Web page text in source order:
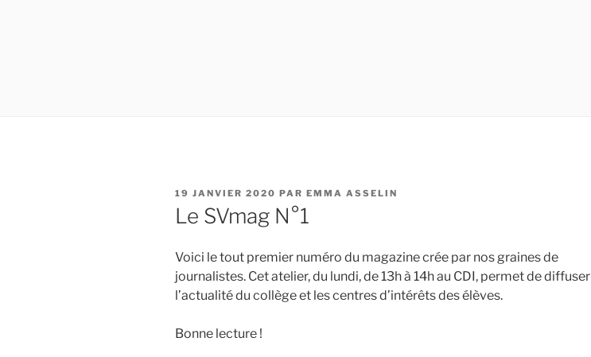
PUBLIÉ
LE
19 JANVIER 2020 PAR EMMA ASSELIN
Le SVmag N°1
Voici le tout premier numéro du magazine crée par nos graines de
journalistes. Cet atelier, du lundi, de 13h à 14h au CDI, permet de diffuser
l’actualité du collège et les centres d’intérêts des élèves.
Bonne lecture !